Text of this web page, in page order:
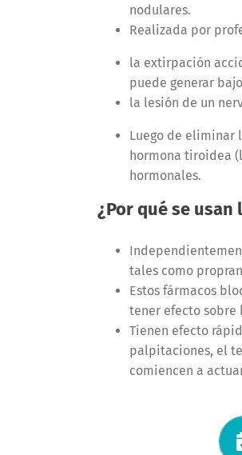
nodulares.
Realizada por
la extirpación
puede generar
la lesión de un
Luego de eliminar
hormona tiroidea
hormonales.
¿Por qué se
tales como
Estos fármacos
tener efecto
Tienen efecto
palpitaciones, el
comiencen a